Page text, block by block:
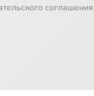
соглашения